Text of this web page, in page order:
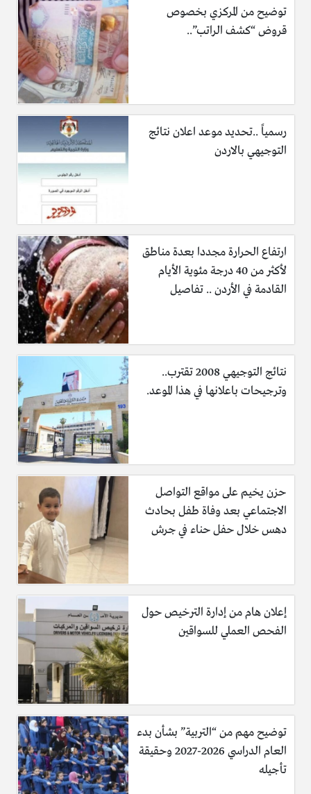
توضيح من المركزي بخصوص
قروض “كشف الراتب”..
رسمياً ..تحديد موعد اعلان نتائج
التوجيهي بالاردن
ارتفاع الحرارة مجددا بعدة مناطق
لأكثر من 40 درجة مئوية الأيام
القادمة في الأردن .. تفاصيل
نتائج التوجيهي 2008 تقترب..
وترجيحات باعلانها في هذا الموعد.
حزن يخيم على مواقع التواصل
الاجتماعي بعد وفاة طفل بحادث
دهس خلال حفل حناء في جرش
إعلان هام من إدارة الترخيص حول
الفحص العملي للسواقين
توضيح مهم من “التربية” بشأن بدء
العام الدراسي 2026-2027 وحقيقة
تأجيله